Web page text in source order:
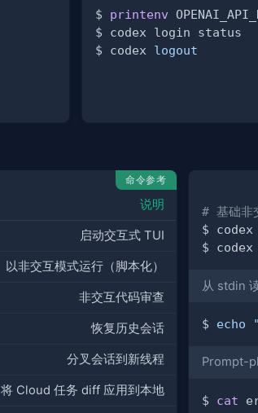
$ printenv
$ codex login
$ codex logout
命令参考
说明
启动交互式 TUI
以非交互模式运行（脚本化）
非交互代码审查
恢复历史会话
分叉会话到新线程
将 Cloud 任务 diff 应用到本地
# 基础非
$
$
从 stdin
$ echo
Prompt-
$ cat